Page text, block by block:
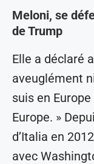
Meloni, se
de Trump
Elle a déclaré
aveuglément
suis en
Europe. »
d’Italia en
avec